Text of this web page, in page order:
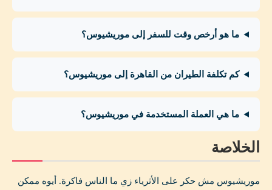
ما هو أرخص وقت للسفر إلى موريشيوس؟
كم تكلفة الطيران من القاهرة إلى موريشيوس؟
ما هي العملة المستخدمة في موريشيوس؟
الخلاصة
موريشيوس مش حكر على الأثرياء زي ما الناس فاكرة. أيوه ممكن